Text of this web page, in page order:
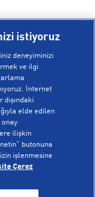
istiyoruz
deneyiminizi
ve ilgi
İnternet
elde edilen
onay
ilişkin
butonuna
işlenmesine
Çerez